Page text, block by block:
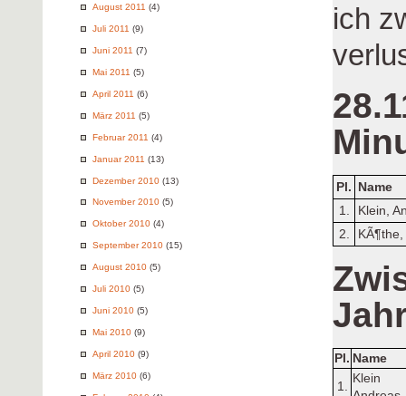
August 2011 (4)
Juli 2011 (9)
Juni 2011 (7)
Mai 2011 (5)
April 2011 (6)
März 2011 (5)
Februar 2011 (4)
Januar 2011 (13)
Dezember 2010 (13)
November 2010 (5)
Oktober 2010 (4)
September 2010 (15)
August 2010 (5)
Juli 2010 (5)
Juni 2010 (5)
Mai 2010 (9)
April 2010 (9)
März 2010 (6)
ich
Pl. Name
1.
Klein,
2.
Pl. Name
1.
Klein